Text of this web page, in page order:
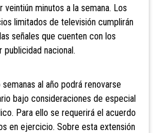
minutos a la semana. Los
limitados de televisión cumplirán
señales que cuenten con los
publicidad nacional.
al año podrá renovarse
bajo consideraciones de especial
Para ello se requerirá el acuerdo
en ejercicio. Sobre esta extensión